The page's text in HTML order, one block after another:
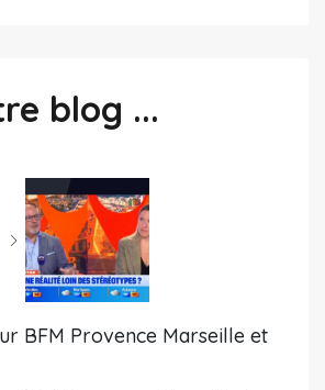
blog ...
BFM Provence Marseille et